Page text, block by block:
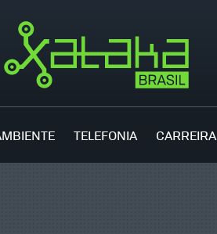
TELEFONIA CARREIRA